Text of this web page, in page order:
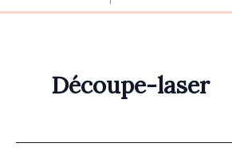
Découpe-laser